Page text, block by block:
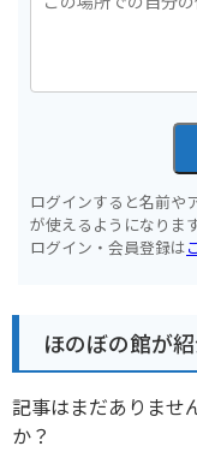
ログインすると名前や
が使えるようになります
ログイン・会員登録は
ほのぼの館が
記事はまだありませ
か？